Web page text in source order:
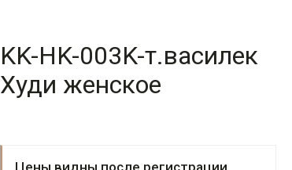
KK-HK-003K-т.василек
Худи женское
Цены видны после регистрации